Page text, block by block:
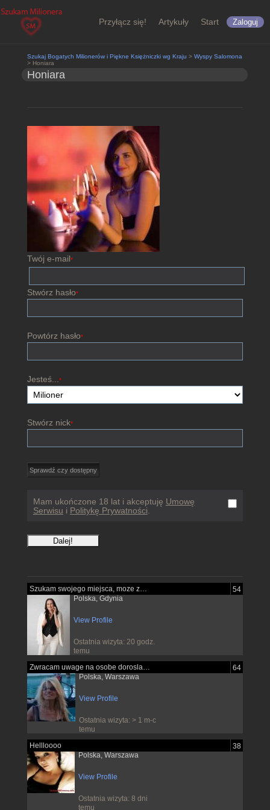
Przyłącz się! Artykuły Start Zaloguj
Szukaj Bogatych Milionerów i Piękne Księżniczki wg Kraju > Wyspy Salomona
> Honiara
Honiara
Twój e-mail*
Stwórz hasło*
Powtórz hasło*
Jesteś... *
Stwórz nick*
Mam ukończone 18 lat i akceptuję Umowę
Serwisu i Politykę Prywatności
54
Szukam swojego miejsca, moze znajde je...
Polska, Gdynia
View Profile
Ostatnia wizyta: 20 godz.
temu
64
Polska, Warszawa
View Profile
Ostatnia wizyta: > 1 m-c
temu
38
Hellloooo
Polska, Warszawa
View Profile
Ostatnia wizyta: 8 dni
temu